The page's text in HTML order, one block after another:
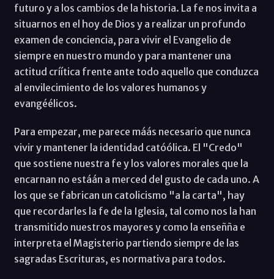
futuro y a los cambios de la historia. La fe nos invita a
situarnos en el hoy de Dios y a realizar un profundo
examen de conciencia, para vivir el Evangelio de
siempre en nuestro mundo y para mantener una
actitud críítica frente ante todo aquello que conduzca
al envilecimiento de los valores humanos y
evangéélicos.
Para empezar, me parece máás necesario que nunca
vivir y mantener la identidad catóólica. El "Credo"
que sostiene nuestra fe y los valores morales que la
encarnan no estáán a merced del gusto de cada uno. A
los que se fabrican un catolicismo "a la carta", hay
que recordarles la fe de la Iglesia, tal como nos la han
transmitido nuestros mayores y como la enseñña e
interpreta el Magisterio partiendo siempre de las
sagradas Escrituras, es normativa para todos.